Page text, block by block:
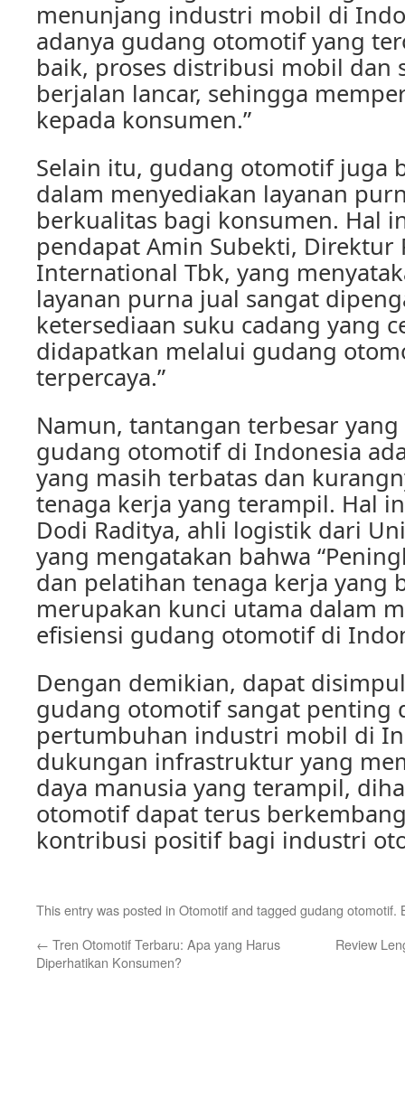
menunjang industri mobil di
adanya gudang otomotif yang
baik, proses distribusi mobil dan
berjalan lancar, sehingga
kepada konsumen.”
Selain itu, gudang otomotif juga
dalam menyediakan layanan
berkualitas bagi konsumen. Hal
pendapat Amin Subekti, Direktur
International Tbk, yang
layanan purna jual sangat
ketersediaan suku cadang yang
didapatkan melalui gudang
terpercaya.”
Namun, tantangan terbesar
gudang otomotif di Indonesia
yang masih terbatas dan
tenaga kerja yang terampil. Hal
Dodi Raditya, ahli logistik dari
yang mengatakan bahwa
dan pelatihan tenaga kerja yang
merupakan kunci utama dalam
efisiensi gudang otomotif di
Dengan demikian, dapat
gudang otomotif sangat penting
pertumbuhan industri mobil di
dukungan infrastruktur yang
daya manusia yang terampil,
otomotif dapat terus
kontribusi positif bagi industri
This entry was posted in Otomotifand tagged gudang otomotif.
← Tren Otomotif Terbaru: Apa yang Harus
Diperhatikan Konsumen?
Review